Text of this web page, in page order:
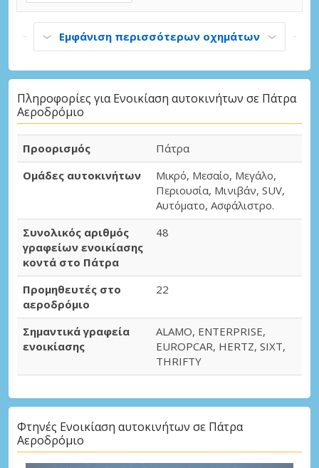
Εμφάνιση περισσότερων οχημάτων
Πληροφορίες για Ενοικίαση αυτοκινήτων σε Πάτρα
Αεροδρόμιο
Προορισμός
Πάτρα
Ομάδες αυτοκινήτων
Μικρό, Μεσαίο, Μεγάλο,
Περιουσία, Μινιβάν, SUV,
Αυτόματο, Ασφάλιστρο.
Συνολικός αριθμός
γραφείων ενοικίασης
κοντά στο Πάτρα
48
Προμηθευτές στο
αεροδρόμιο
22
Σημαντικά γραφεία
ενοικίασης
ALAMO, ENTERPRISE,
EUROPCAR, HERTZ, SIXT,
THRIFTY
Φτηνές Ενοικίαση αυτοκινήτων σε Πάτρα
Αεροδρόμιο